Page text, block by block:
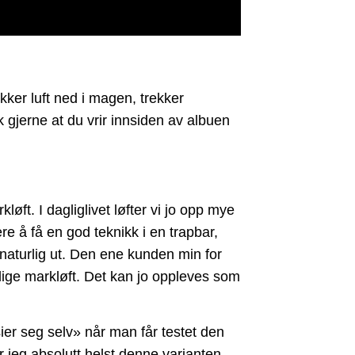
luft ned i magen, trekker
at du vrir innsiden av albuen
I dagliglivet løfter vi jo opp mye
å få en god teknikk i en trapbar,
ut. Den ene kunden min for
markløft. Det kan jo oppleves som
seg selv» når man får testet den